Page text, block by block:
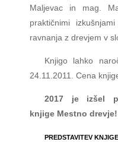
Maljevac in mag.
praktičnimi
ravnanja z drevjem v
Knjigo lahko
24.11.2011. Cena
2017 je izšel
knjige Mestno drevje!
PREDSTAVITEV KNJIGE